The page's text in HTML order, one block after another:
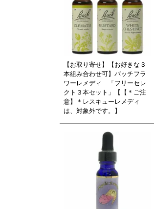
【お取り寄せ】【お好きな３
本組み合わせ可】バッチフラ
ワーレメディ 「フリーセレ
クト３本セット」【【＊ご注
意】＊レスキューレメディ
は、対象外です。】